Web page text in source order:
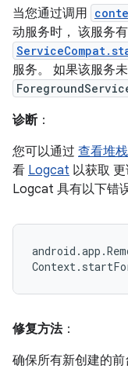
当您通过调用
动服务时， 该服务
服务。 如果该服务
诊断：
您可以通过 查看堆
看 Logcat 以获取
Logcat 具有以下错
修复方法：
确保所有新创建的